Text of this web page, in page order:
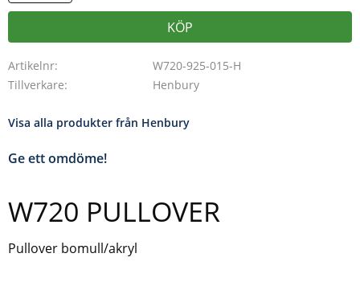
KÖP
Artikelnr
W720-925-015-H
Tillverkare
Henbury
Visa alla produkter från Henbury
Ge ett omdöme!
W720 PULLOVER
Pullover bomull/akryl